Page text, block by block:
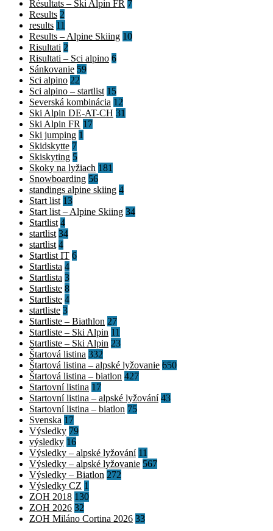
Résultats – Ski Alpin FR 7
Results 2
results 11
Results – Alpine Skiing 10
Risultati 2
Risultati – Sci alpino 6
Sánkovanie 59
Sci alpino 22
Sci alpino – startlist 15
Severská kombinácia 12
Ski Alpin DE-AT-CH 31
Ski Alpin FR 17
Ski jumping 1
Skidskytte 7
Skiskyting 5
Skoky na lyžiach 181
Snowboarding 56
standings alpine skiing 4
Start list 13
Start list – Alpine Skiing 34
Startlist 4
startlist 34
startlist 4
Startlist IT 6
Startlista 4
Startlista 3
Startliste 8
Startliste 4
startliste 3
Startliste – Biathlon 27
Startliste – Ski Alpin 11
Startliste – Ski Alpin 23
Štartová listina 332
Štartová listina – alpské lyžovanie 650
Štartová listina – biatlon 427
Startovní listina 17
Startovní listina – alpské lyžování 43
Startovní listina – biatlon 75
Svenska 17
Výsledky 79
výsledky 16
Výsledky – alpské lyžování 11
Výsledky – alpské lyžovanie 567
Výsledky – Biatlon 272
Výsledky CZ 1
ZOH 2018 130
ZOH 2026 32
ZOH Miláno Cortina 2026 33